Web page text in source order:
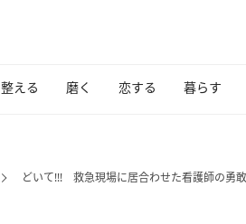
整える 磨く 恋する 暮らす
どいて!!! 救急現場に居合わせた看護師の勇